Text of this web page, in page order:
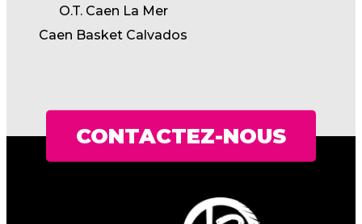
O.T. Caen La Mer
Caen Basket Calvados
CONTACTEZ-NOUS